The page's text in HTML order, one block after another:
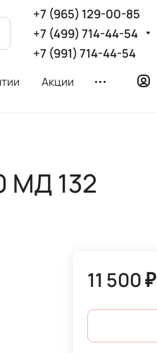
+7 (965) 129-00-85
+7 (499) 714-44-54
+7 (991) 714-44-54
Акции
МД 132
11 500 ₽